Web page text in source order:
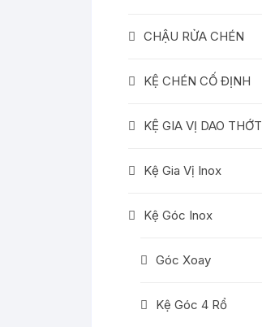
CHẬU RỬA CHÉN
KỆ CHÉN CỐ ĐỊNH
KỆ GIA VỊ DAO THỚT
Kệ Gia Vị Inox
Kệ Góc Inox
Góc Xoay
Kệ Góc 4 Rổ